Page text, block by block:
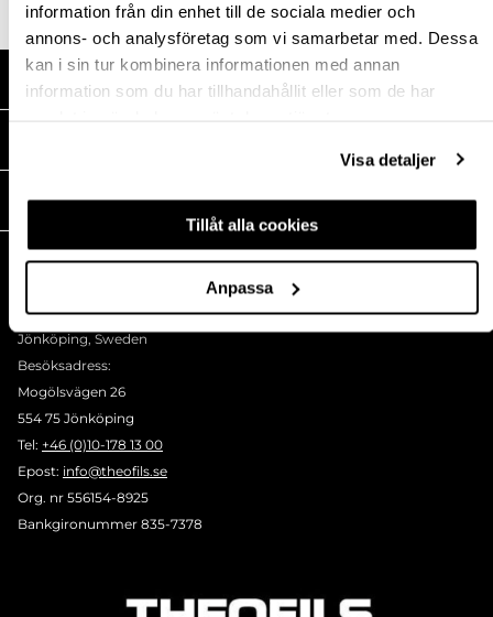
information från din enhet till de sociala medier och
annons- och analysföretag som vi samarbetar med. Dessa
kan i sin tur kombinera informationen med annan
information som du har tillhandahållit eller som de har
Visa detaljer
Tillåt alla cookies
Anpassa
THEOFILS
BOX 1009 551 11
Jönköping, Sweden
Besöksadress:
Mogölsvägen 26
554 75 Jönköping
Tel: +46 (0)10-178 13 00
Epost: info@theofils.se
Org. nr 556154-8925
Bankgironummer 835-7378